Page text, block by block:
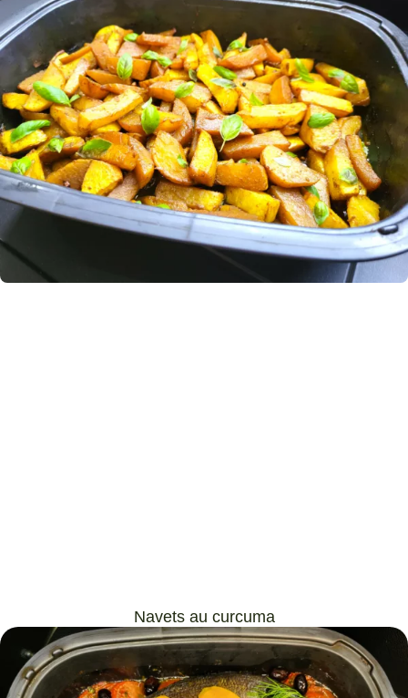
Navets au curcuma